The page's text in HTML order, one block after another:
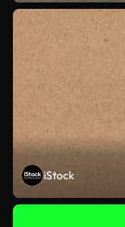
iStock